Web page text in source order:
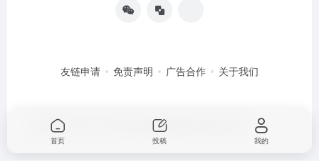
友链申请 免责声明 广告合作 关于我们
Copyright © 2019 - 2022 鸿伍科技湘ICP备19003446号-2
首页 投稿 我的